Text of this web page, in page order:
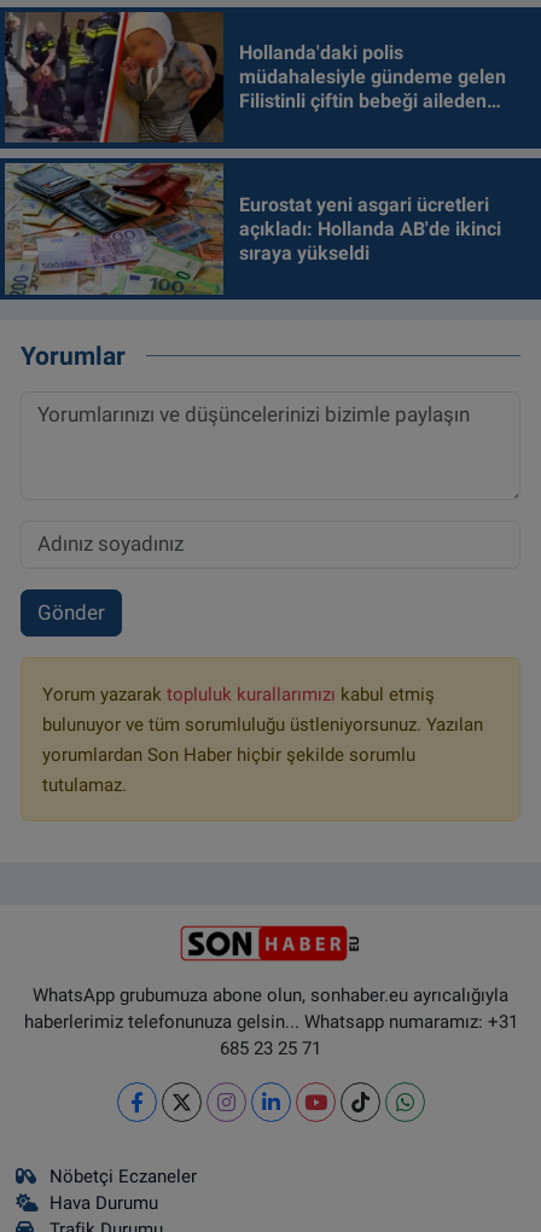
Hollanda'daki polis
müdahalesiyle gündeme gelen
Filistinli çiftin bebeği aileden
Eurostat yeni asgari ücretleri
açıkladı: Hollanda AB'de ikinci
sıraya yükseldi
Yorumlar
Gönder
Yorum yazarak topluluk kurallarımızı kabul etmiş
bulunuyor ve tüm sorumluluğu üstleniyorsunuz. Yazılan
yorumlardan Son Haber hiçbir şekilde sorumlu
tutulamaz.
WhatsApp grubumuza abone olun, sonhaber.eu ayrıcalığıyla
haberlerimiz telefonunuza gelsin... Whatsapp numaramız: +31
685 23 25 71
Nöbetçi Eczaneler
Hava Durumu